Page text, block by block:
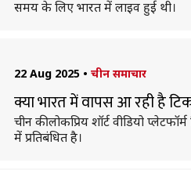
समय के लिए भारत में लाइव हुई थी।
22 Aug 2025 • चीन समाचार
क्या भारत में वापस आ रही है
चीन की लोकप्रिय शॉर्ट वीडियो
में प्रतिबंधित है।